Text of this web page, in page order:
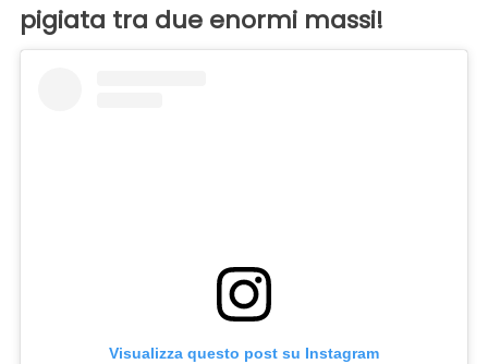
pigiata tra due enormi massi!
Visualizza questo post su Instagram